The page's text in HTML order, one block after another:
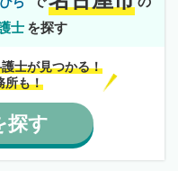
士 を探す
士が見つかる！
所も！
探す